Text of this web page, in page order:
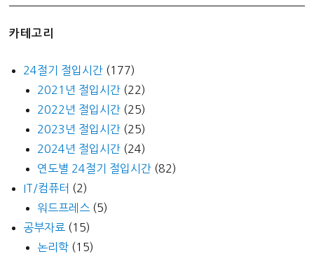
카테고리
24절기 절입시간 (177)
2021년 절입시간 (22)
2022년 절입시간 (25)
2023년 절입시간 (25)
2024년 절입시간 (24)
연도별 24절기 절입시간 (82)
IT/컴퓨터 (2)
워드프레스 (5)
공부자료 (15)
논리학 (15)